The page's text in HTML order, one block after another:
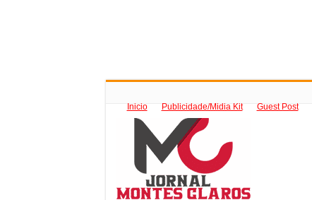
Inicio Publicidade/Midia Kit Guest Post